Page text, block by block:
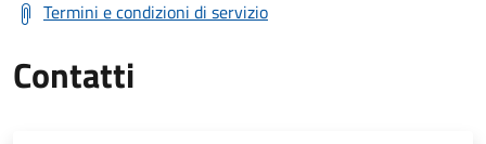
Termini e condizioni di servizio
Contatti